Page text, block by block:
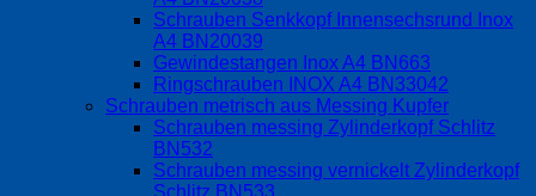
Schrauben Senkkopf Innensechsrund Inox
A4 BN20039
Gewindestangen Inox A4 BN663
Ringschrauben INOX A4 BN33042
Schrauben metrisch aus Messing Kupfer
Schrauben messing Zylinderkopf Schlitz
BN532
Schrauben messing vernickelt Zylinderkopf